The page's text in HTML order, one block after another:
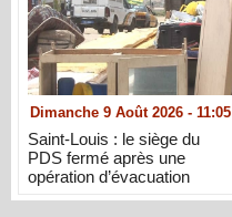
Dimanche 9 Août 2026 - 11:05
Saint-Louis : le siège du
PDS fermé après une
opération d’évacuation